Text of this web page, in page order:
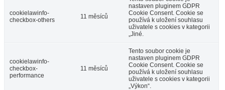
cookielawinfo-
checkbox-others
11 měsíců
nastaven pluginem GDPR
Cookie Consent. Cookie se
používá k uložení souhlasu
uživatele s cookies v kategorii
„Jiné.
cookielawinfo-
checkbox-
performance
11 měsíců
Tento soubor cookie je
nastaven pluginem GDPR
Cookie Consent. Cookie se
používá k uložení souhlasu
uživatele s cookies v kategorii
„Výkon“.